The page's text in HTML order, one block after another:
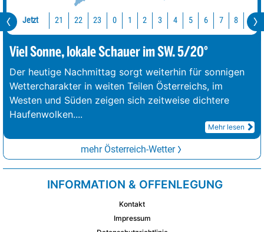
Jetzt 21 22 23 0 1 2 3 4 5 6 7 8
Viel Sonne, lokale Schauer im SW. 5/20°
Der heutige Nachmittag sorgt weiterhin für sonnigen
Wettercharakter in weiten Teilen Österreichs, im
Westen und Süden zeigen sich zeitweise dichtere
Haufenwolken....
Mehr lesen
mehr Österreich-Wetter
INFORMATION & OFFENLEGUNG
Kontakt
Impressum